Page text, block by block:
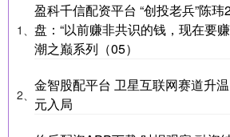
1、
盈科千信配资平台 “创投老兵”陈
盘：“以前赚非共识的钱，现在要
潮之巅系列（05）
2、
金智股配平台 卫星互联网赛道升
元入局